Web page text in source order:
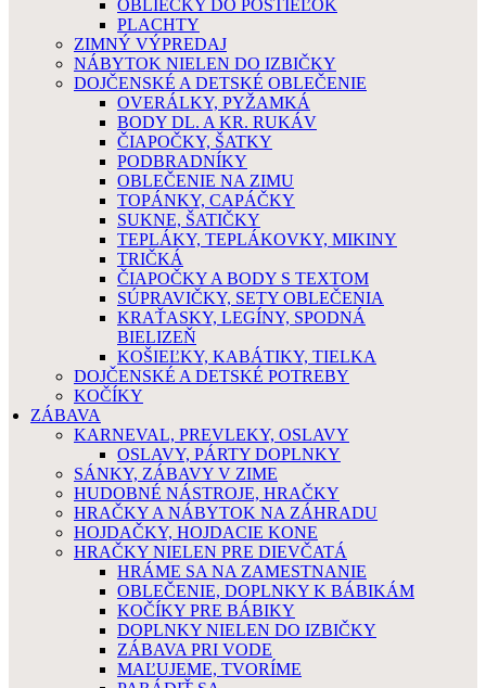
OBLIEČKY DO POSTIEĽOK
PLACHTY
ZIMNÝ VÝPREDAJ
NÁBYTOK NIELEN DO IZBIČKY
DOJČENSKÉ A DETSKÉ OBLEČENIE
OVERÁLKY, PYŽAMKÁ
BODY DL. A KR. RUKÁV
ČIAPOČKY, ŠATKY
PODBRADNÍKY
OBLEČENIE NA ZIMU
TOPÁNKY, CAPÁČKY
SUKNE, ŠATIČKY
TEPLÁKY, TEPLÁKOVKY, MIKINY
TRIČKÁ
ČIAPOČKY A BODY S TEXTOM
SÚPRAVIČKY, SETY OBLEČENIA
KRAŤASKY, LEGÍNY, SPODNÁ
BIELIZEŇ
KOŠIEĽKY, KABÁTIKY, TIELKA
DOJČENSKÉ A DETSKÉ POTREBY
KOČÍKY
ZÁBAVA
KARNEVAL, PREVLEKY, OSLAVY
OSLAVY, PÁRTY DOPLNKY
SÁNKY, ZÁBAVY V ZIME
HUDOBNÉ NÁSTROJE, HRAČKY
HRAČKY A NÁBYTOK NA ZÁHRADU
HOJDAČKY, HOJDACIE KONE
HRAČKY NIELEN PRE DIEVČATÁ
HRÁME SA NA ZAMESTNANIE
OBLEČENIE, DOPLNKY K BÁBIKÁM
KOČÍKY PRE BÁBIKY
DOPLNKY NIELEN DO IZBIČKY
ZÁBAVA PRI VODE
MAĽUJEME, TVORÍME